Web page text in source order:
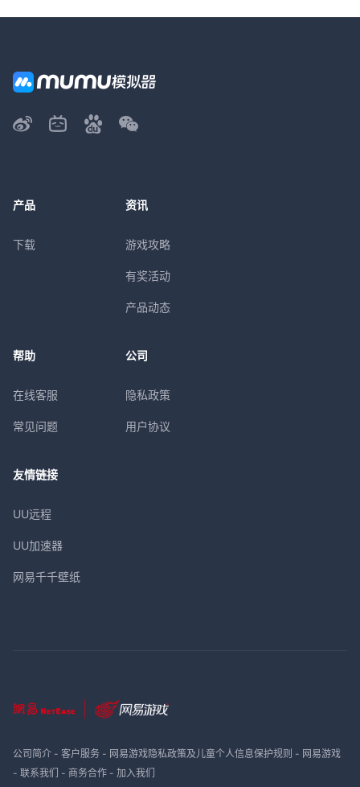
产品
下载
资讯
游戏攻略
有奖活动
产品动态
帮助
在线客服
常见问题
公司
隐私政策
用户协议
友情链接
UU远程
UU加速器
网易千千壁纸
公司简介- 客户服务- 网易游戏隐私政策及儿童个人信息保护规则 - 网易游戏
- 联系我们 - 商务合作- 加入我们